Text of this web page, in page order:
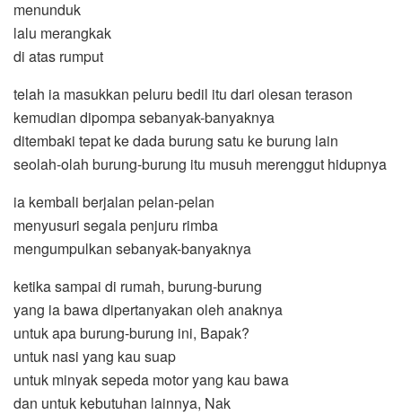
menunduk
lalu merangkak
di atas rumput
telah ia masukkan peluru bedil itu dari olesan terason
kemudian dipompa sebanyak-banyaknya
ditembaki tepat ke dada burung satu ke burung lain
seolah-olah burung-burung itu musuh merenggut hidupnya
ia kembali berjalan pelan-pelan
menyusuri segala penjuru rimba
mengumpulkan sebanyak-banyaknya
ketika sampai di rumah, burung-burung
yang ia bawa dipertanyakan oleh anaknya
untuk apa burung-burung ini, Bapak?
untuk nasi yang kau suap
untuk minyak sepeda motor yang kau bawa
dan untuk kebutuhan lainnya, Nak